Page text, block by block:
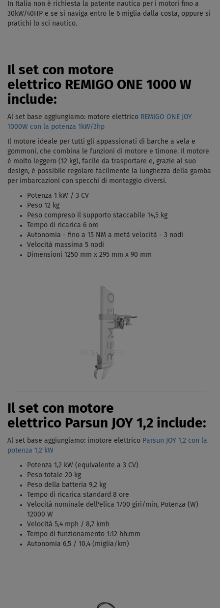
In Italia non è richiesta la patente nautica per i motori fino a
30kW/40HP e se si naviga entro le 6 miglia dalla costa, oppure si
pratichi lo sci nautico.
Il set con motore
elettrico REMIGO ONE 1000 W
include:
Al set base aggiungiamo: motore elettrico REMIGO ONE JOY
1000W con la potenza 1kW/3hp
Il motore ideale per tutti gli appassionati di barche a vela e
gommoni, che combina le funzioni di motore e timone. Il motore
è molto leggero (12 kg), facile da trasportare e, grazie al suo
design, è possibile regolare facilmente la lunghezza della gamba
per imbarcazioni con specchi di montaggio diversi.
Potenza 1 kW / 3 CV
Peso 12 kg
Peso compreso il supporto staccabile 14,5 kg
Tempo di ricarica 6 ore
Autonomia - fino a 15 NM a metà velocità - 3 nodi
Velocità massima 5 nodi
Dimensioni 1250 mm x 295 mm x 90 mm
Il set con motore
elettrico Parsun JOY 1,2 include:
Al set base aggiungiamo: imotore elettrico Parsun JOY 1,2 con la
potenza 1,2 kW
Potenza 1,2 kW (equivalente a 3 CV)
Peso totale 20 kg
Peso della batteria 9,2 kg
Tempo di ricarica standard 8 ore
Velocità nominale dell'elica 1700 giri/min, Potenza (W)
12000 W
Velocità 5,4 mph / 8,7 kmh
Tempo di funzionamento 1:12 hh:mm
Autonomia 6,5 / 10,4 (miglia/km)